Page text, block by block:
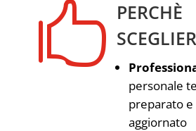
 PERCHÈ
personale
preparato
aggiornato